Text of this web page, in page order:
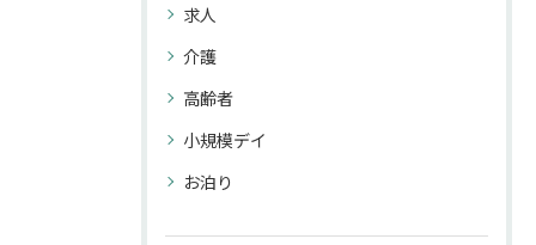
求人
介護
高齢者
小規模デイ
お泊り